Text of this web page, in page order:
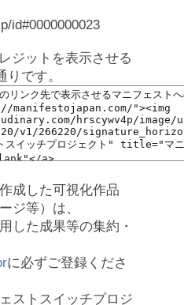
id#0000000023
ジットを表示させる
です。
成した可視化作品
ジ等）は、
した成果等の集約・
に必ずご登録くださ
ストスイッチプロジ